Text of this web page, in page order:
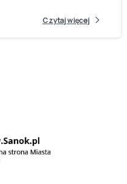
Czytaj więcej